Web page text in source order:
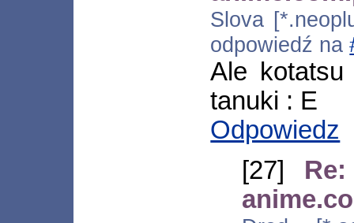
Slova
odpowiedź na
Ale
tanuki : E
Odpowiedz
[27]